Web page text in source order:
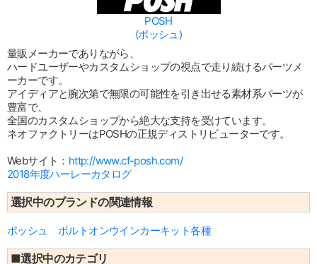
POSH
(ポッシュ)
量販メーカーでありながら、
ハードユーザーやカスタムショップの視点で走り続けるパーツメ
ーカーです。
アイディアと腕次第で無限の可能性を引き出せる素材系パーツが
豊富で、
全国のカスタムショップから絶大な支持を受けています。
ネオファクトリーはPOSHの正規ディストリビューターです。
Webサイト： http://www.cf-posh.com/
2018年度ハーレーカタログ
選択中のブランドの関連情報
ポッシュ ボルトオンウインカーキット各種
■選択中のカテゴリ